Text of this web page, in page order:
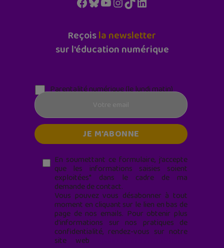
Reçoisla newsletter
sur l'éducation numérique
Parentalité numérique (le lundi matin)
En soumettant ce formulaire, j’accepte
que les informations saisies soient
exploitées* dans le cadre de ma
demande de contact.
Vous pouvez vous désabonner à tout
moment en cliquant sur le lien en bas de
page de nos emails. Pour obtenir plus
d'informations sur nos pratiques de
confidentialité, rendez-vous sur notre
site web